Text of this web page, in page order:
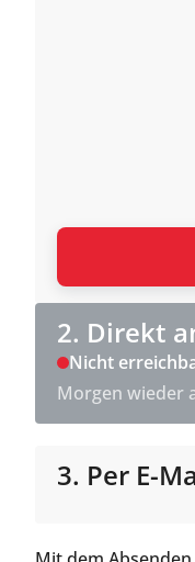
2. Direkt
Nicht
Morgen wieder
3. Per E-